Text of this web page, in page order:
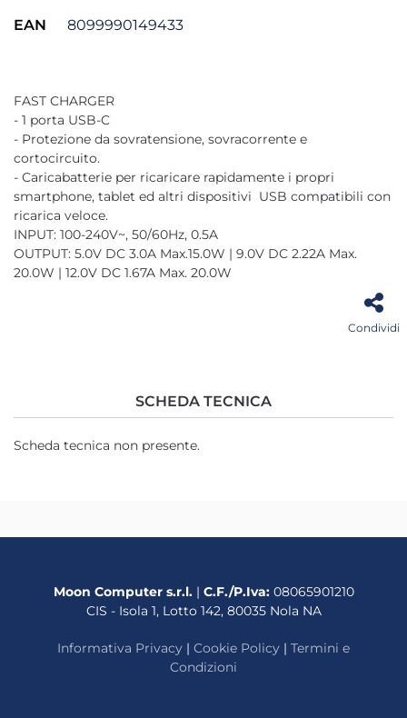
EAN 8099990149433
FAST CHARGER
- 1 porta USB-C
- Protezione da sovratensione, sovracorrente e
cortocircuito.
- Caricabatterie per ricaricare rapidamente i propri
smartphone, tablet ed altri dispositivi USB compatibili con
ricarica veloce.
INPUT: 100-240V~, 50/60Hz, 0.5A
OUTPUT: 5.0V DC 3.0A Max.15.0W | 9.0V DC 2.22A Max.
20.0W | 12.0V DC 1.67A Max. 20.0W
Condividi
SCHEDA TECNICA
Scheda tecnica non presente.
Moon Computer s.r.l.| C.F./P.Iva: 08065901210
CIS - Isola 1, Lotto 142, 80035 Nola NA
Informativa Privacy | Cookie Policy | Termini e
Condizioni